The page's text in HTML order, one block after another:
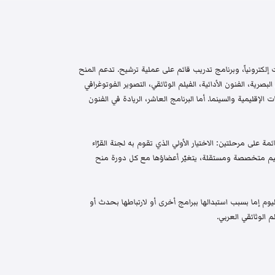
وبرنامج تدريب قائم على عملية ترشيح. تدعم المنح
الفنون الأدائية، الفيلم الوثائقي، التصوير الفوتوغرافي
والسينما. أما البرنامج العاشر، الريادة في الفنون
قائمة على مرحلتين: الاختيار الأولي الذي تقوم به لجنة القرّاء
متخصصة ومستقلة، يتغيّر أعضاؤها مع كل دورة منح
إما بسبب استبدالها ببرامج أخرى أو لارتباطها بحدث أو
الوثائقي العربي.